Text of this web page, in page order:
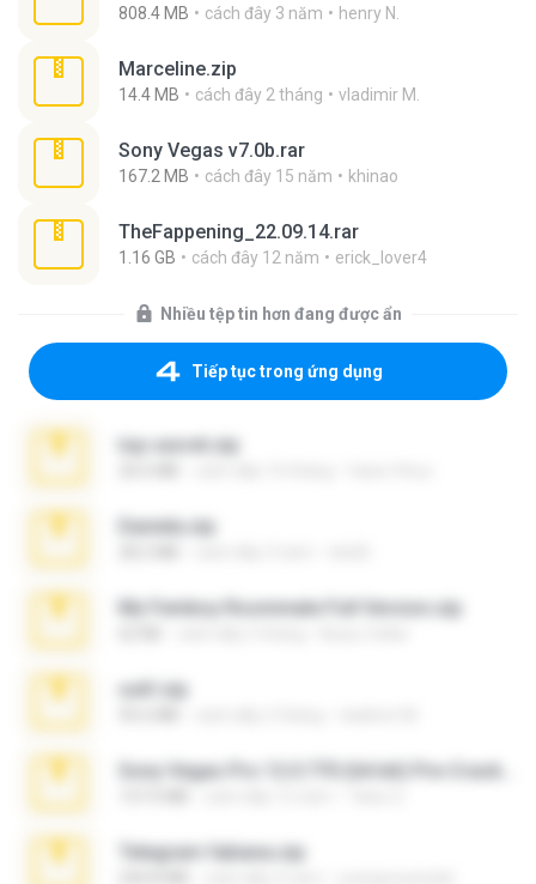
808.4 MB cách đây 3 năm henry N.
Marceline.zip
14.4 MB cách đây 2 tháng vladimir M.
Sony Vegas v7.0b.rar
167.2 MB cách đây 15 năm khinao
TheFappening_22.09.14.rar
1.16 GB cách đây 12 năm erick_lover4
Nhiều tệp tin hơn đang được ẩn
Tiếp tục trong ứng dụng
top secret.zip
Daniela.zip
My Femboy Roommate Full Version.zip
ouh!.zip
Telegram fabiana.zip